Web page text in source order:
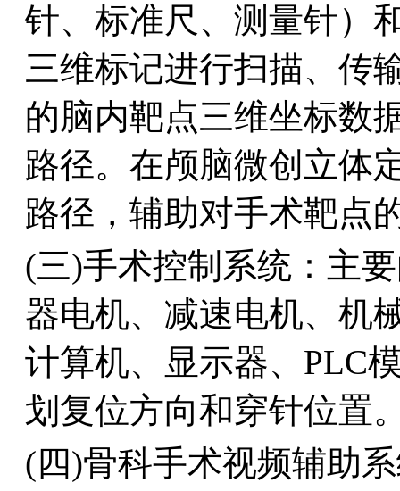
针、标准尺、测量针）
三维标记进行扫描、传
的脑内靶点三维坐标数
路径。在颅脑微创立体
路径，辅助对手术靶点
(三)手术控制系统：主
器电机、减速电机、机
计算机、显示器、PLC
划复位方向和穿针位置
(四)骨科手术视频辅助